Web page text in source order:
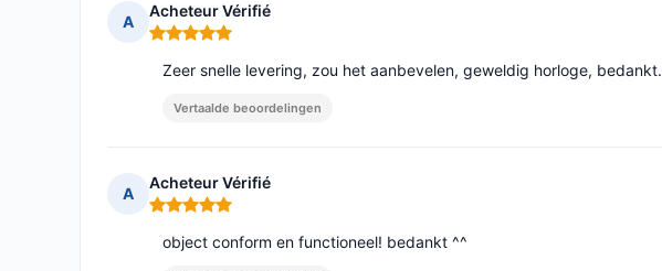
A
Acheteur Vérifié
Opmerking: 5 van 5
Zeer snelle levering, zou het aanbevelen, geweldig horloge, bedankt.
Vertaalde beoordelingen
A
Acheteur Vérifié
Opmerking: 5 van 5
object conform en functioneel! bedankt ^^